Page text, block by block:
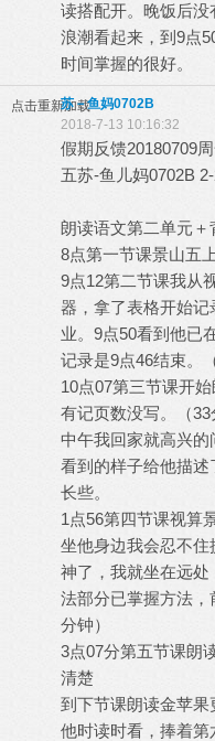
读搭配开。晚饭后
浪潮看起来，到9点
时间掌握的很好。
点击重新加载苏－鱼妈0702B
2018-7-13 10:16:32
假期反馈20180709
五苏-鱼儿妈0702B
朗读语文第二单元＋
8点第一节课景山五
9点12第二节课我从
器，拿了表格开始
业。9点50看到他已
记录是9点46结束。
10点07第三节课开
有记页数没写。（33
中午我回家就高兴
看到的样子给他描
长些。
1点56第四节课视算
坐他身边我会忍不
神了，我就坐在远
法部分已掌握方法
分钟）
3点07分第五节课朗
清楚
到下节课朗读金苹果
他时读时看，捧着第